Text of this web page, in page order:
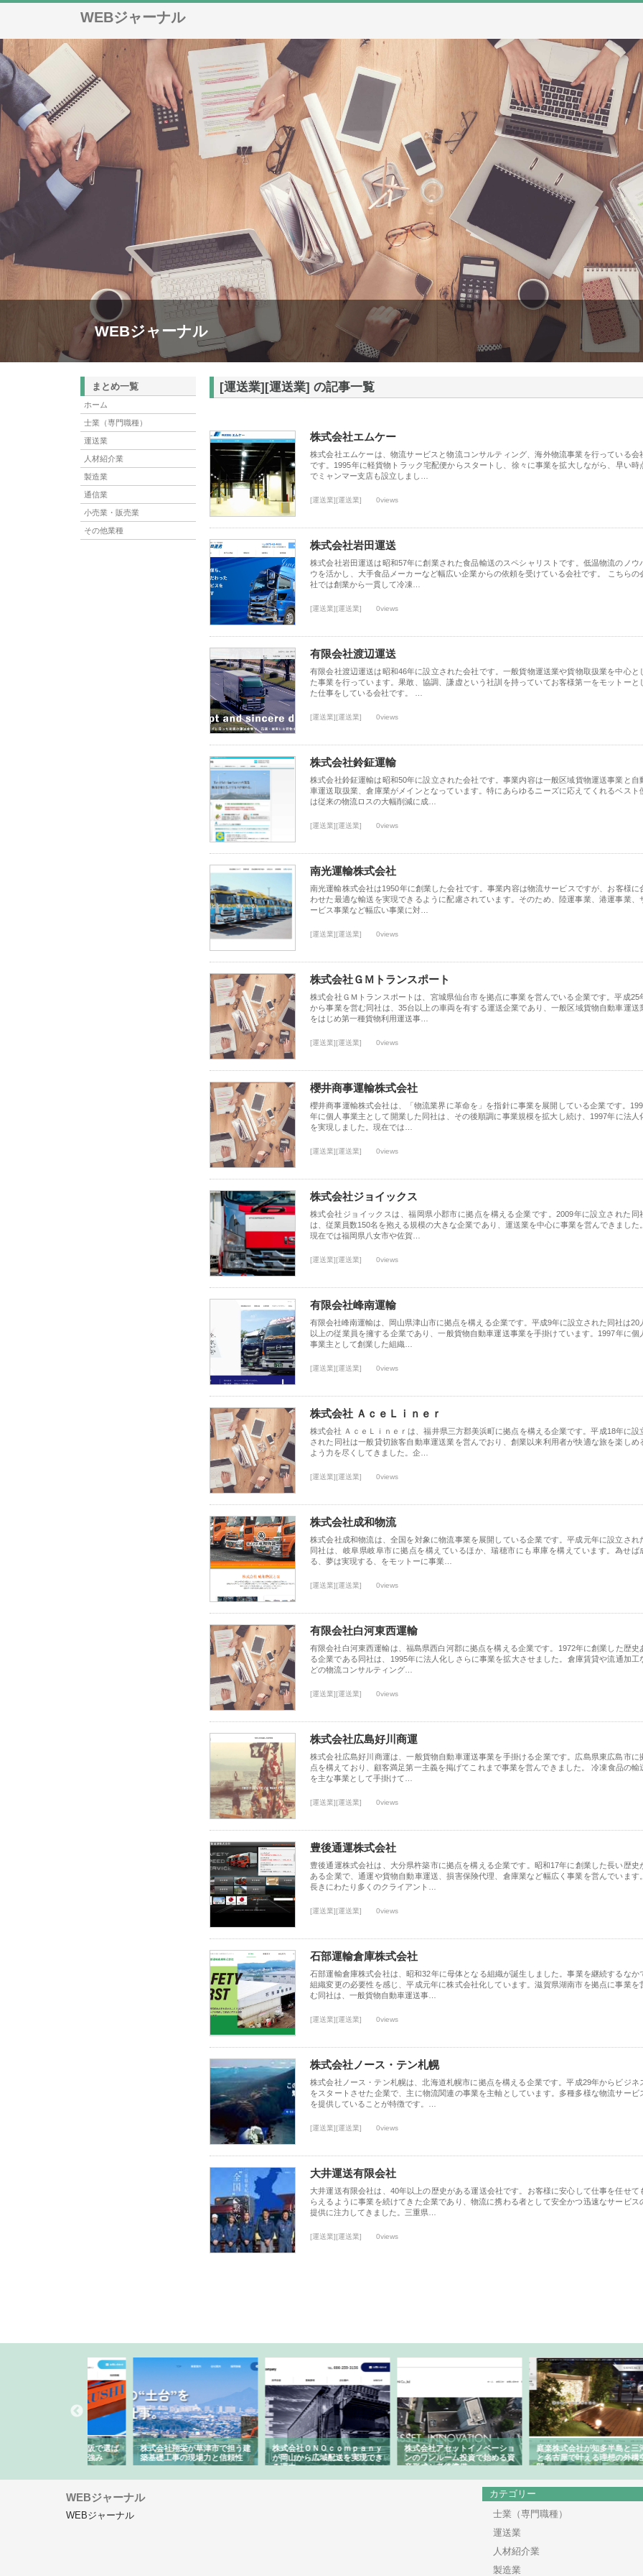
WEBジャーナル
WEBジャーナル
まとめ一覧
ホーム
士業（専門職種）
運送業
人材紹介業
製造業
通信業
小売業・販売業
その他業種
[運送業][運送業] の記事一覧
株式会社エムケー
株式会社エムケーは、物流サービスと物流コンサルティング、海外物流事業を行っている会
です。1995年に軽貨物トラック宅配便からスタートし、徐々に事業を拡大しながら、早い時
でミャンマー支店も設立しまし…
[運送業][運送業] 0views
株式会社岩田運送
株式会社岩田運送は昭和57年に創業された食品輸送のスペシャリストです。低温物流のノウ
ウを活かし、大手食品メーカーなど幅広い企業からの依頼を受けている会社です。 こちらの
社では創業から一貫して冷凍…
[運送業][運送業] 0views
有限会社渡辺運送
有限会社渡辺運送は昭和46年に設立された会社です。一般貨物運送業や貨物取扱業を中心と
た事業を行っています。果敢、協調、謙虚という社訓を持っていてお客様第一をモットーと
た仕事をしている会社です。 …
[運送業][運送業] 0views
株式会社鈴鉦運輸
株式会社鈴鉦運輸は昭和50年に設立された会社です。事業内容は一般区域貨物運送事業と自
車運送取扱業、倉庫業がメインとなっています。特にあらゆるニーズに応えてくれるベスト
は従来の物流ロスの大幅削減に成…
[運送業][運送業] 0views
南光運輸株式会社
南光運輸株式会社は1950年に創業した会社です。事業内容は物流サービスですが、お客様に
わせた最適な輸送を実現できるように配慮されています。そのため、陸運事業、港運事業、
ービス事業など幅広い事業に対…
[運送業][運送業] 0views
株式会社ＧＭトランスポート
株式会社ＧＭトランスポートは、宮城県仙台市を拠点に事業を営んでいる企業です。平成25
から事業を営む同社は、35台以上の車両を有する運送企業であり、一般区域貨物自動車運送
をはじめ第一種貨物利用運送事…
[運送業][運送業] 0views
櫻井商事運輸株式会社
櫻井商事運輸株式会社は、「物流業界に革命を」を指針に事業を展開している企業です。
年に個人事業主として開業した同社は、その後順調に事業規模を拡大し続け、1997年に法人
を実現しました。現在では…
[運送業][運送業] 0views
株式会社ジョイックス
株式会社ジョイックスは、福岡県小郡市に拠点を構える企業です。2009年に設立された同
は、従業員数150名を抱える規模の大きな企業であり、運送業を中心に事業を営んできました。
現在では福岡県八女市や佐賀…
[運送業][運送業] 0views
有限会社峰南運輸
有限会社峰南運輸は、岡山県津山市に拠点を構える企業です。平成9年に設立された同社は20
以上の従業員を擁する企業であり、一般貨物自動車運送事業を手掛けています。1997年に個
事業主として創業した組織…
[運送業][運送業] 0views
株式会社 ＡｃｅＬｉｎｅｒ
株式会社 ＡｃｅＬｉｎｅｒは、福井県三方郡美浜町に拠点を構える企業です。平成18年に設
された同社は一般貸切旅客自動車運送業を営んでおり、創業以来利用者が快適な旅を楽しめ
よう力を尽くしてきました。企…
[運送業][運送業] 0views
株式会社成和物流
株式会社成和物流は、全国を対象に物流事業を展開している企業です。平成元年に設立され
同社は、岐阜県岐阜市に拠点を構えているほか、瑞穂市にも車庫を構えています。為せば
る、夢は実現する、をモットーに事業…
[運送業][運送業] 0views
有限会社白河東西運輸
有限会社白河東西運輸は、福島県西白河郡に拠点を構える企業です。1972年に創業した歴史
る企業である同社は、1995年に法人化しさらに事業を拡大させました。倉庫賃貸や流通加工
どの物流コンサルティング…
[運送業][運送業] 0views
株式会社広島好川商運
株式会社広島好川商運は、一般貨物自動車運送事業を手掛ける企業です。広島県東広島市に
点を構えており、顧客満足第一主義を掲げてこれまで事業を営んできました。 冷凍食品の輸
を主な事業として手掛けて…
[運送業][運送業] 0views
豊後通運株式会社
豊後通運株式会社は、大分県杵築市に拠点を構える企業です。昭和17年に創業した長い歴史
ある企業で、通運や貨物自動車運送、損害保険代理、倉庫業など幅広く事業を営んでいます。
長きにわたり多くのクライアント…
[運送業][運送業] 0views
石部運輸倉庫株式会社
石部運輸倉庫株式会社は、昭和32年に母体となる組織が誕生しました。事業を継続するなか
組織変更の必要性を感じ、平成元年に株式会社化しています。滋賀県湖南市を拠点に事業を
む同社は、一般貨物自動車運送事…
[運送業][運送業] 0views
株式会社ノース・テン札幌
株式会社ノース・テン札幌は、北海道札幌市に拠点を構える企業です。平成29年からビジネ
をスタートさせた企業で、主に物流関連の事業を主軸としています。多種多様な物流サービ
を提供していることが特徴です。…
[運送業][運送業] 0views
大井運送有限会社
大井運送有限会社は、40年以上の歴史がある運送会社です。お客様に安心して仕事を任せて
らえるように事業を続けてきた企業であり、物流に携わる者として安全かつ迅速なサービス
提供に注力してきました。三重県…
[運送業][運送業] 0views
株式会社翔栄が草津市で担う建
築基礎工事の現場力と信頼性
株式会社ＯＮＯｃｏｍｐａｎｙ
が岡山から広域配送を実現でき
る理由
株式会社アセットイノベーショ
ンのワンルーム投資で始める資
産形成と老後準備
庭楽株式会社が知多半島と三河
と名古屋で叶える理想の外構空
間
株
で
WEBジャーナル
WEBジャーナル
カテゴリー
士業（専門職種）
運送業
人材紹介業
製造業